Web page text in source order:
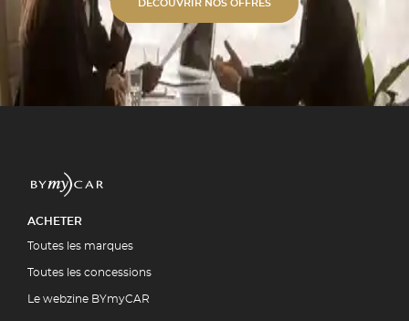
alu unies ou bi-ton. ✓
Polissage professionnel et
✓ Expertise
par la quasi-totalité des
DÉCOUVRIR NOS OFFRES
ACHETER
Toutes les marques
Toutes les concessions
Le webzine BYmyCAR